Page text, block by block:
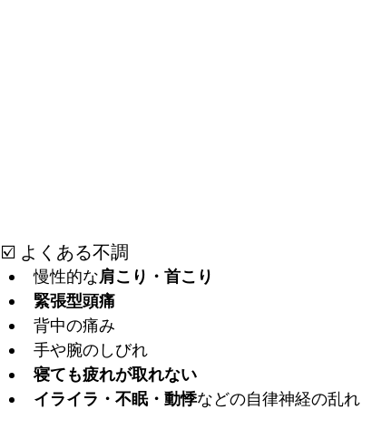
☑️ よくある不調
慢性的な肩こり・首こり
緊張型頭痛
背中の痛み
手や腕のしびれ
寝ても疲れが取れない
イライラ・不眠・動悸などの自律神経の乱れ